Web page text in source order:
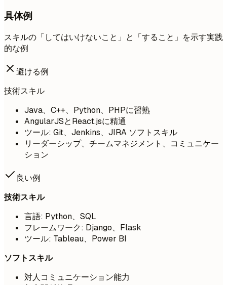
具体例
スキルの「してはいけないこと」と「すること」を示す実践
的な例
避ける例
技術スキル
Java、C++、Python、PHPに習熟
AngularJSとReact.jsに精通
ツール: Git、Jenkins、JIRA ソフトスキル
リーダーシップ、チームマネジメント、コミュニケー
ション
良い例
技術スキル
言語: Python、SQL
フレームワーク: Django、Flask
ツール: Tableau、Power BI
ソフトスキル
対人コミュニケーション能力